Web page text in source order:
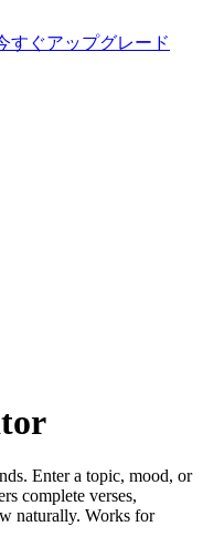
すぐアップグレード
Enter a topic, mood, or
complete verses,
naturally. Works for